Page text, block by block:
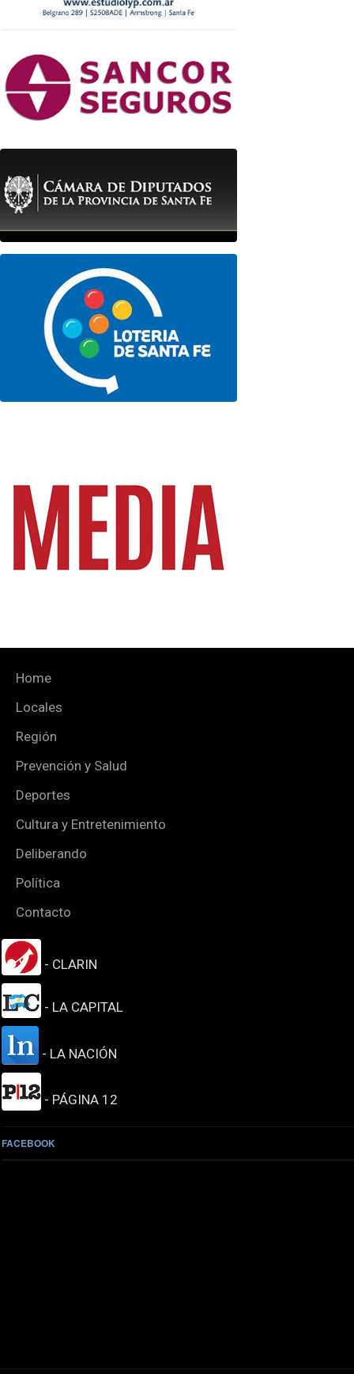
Home
Locales
Región
Prevención y Salud
Deportes
Cultura y Entretenimiento
Deliberando
Política
Contacto
- CLARIN
- LA CAPITAL
- LA NACIÓN
- PÁGINA 12
FACEBOOK